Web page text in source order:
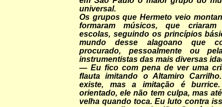
universal.
Os grupos que Hermeto veio
formaram músicos, que
escolas, seguindo os princípios
mundo desse alagoano que
procurado, pessoalmente ou
instrumentistas das mais diversas
— Eu fico com pena de ver uma
flauta imitando o Altamiro
existe, mas a imitação é
orientado, ele não tem culpa, mas
velha quando toca. Eu luto contra